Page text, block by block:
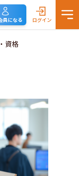
員になる ログイン
資格